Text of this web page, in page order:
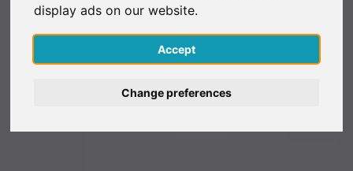
display ads on our website.
Accept
Change preferences
Iniciar sesión
English
Deutsch
Nederlands